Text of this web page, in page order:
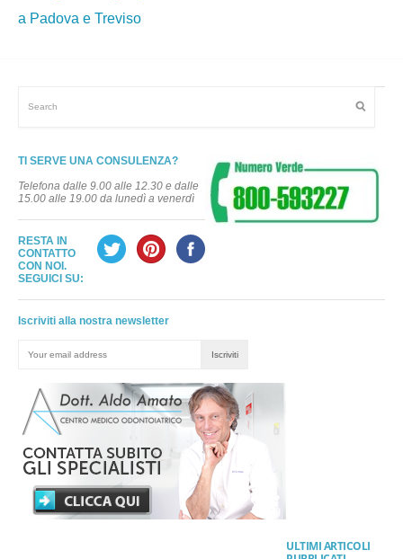
a Padova e Treviso
TI SERVE UNA CONSULENZA?
Telefona dalle 9.00 alle 12.30 e dalle
15.00 alle 19.00 da lunedì a venerdì
RESTA IN
CONTATTO
CON NOI.
SEGUICI SU:
Iscriviti alla nostra newsletter
ULTIMI ARTICOLI